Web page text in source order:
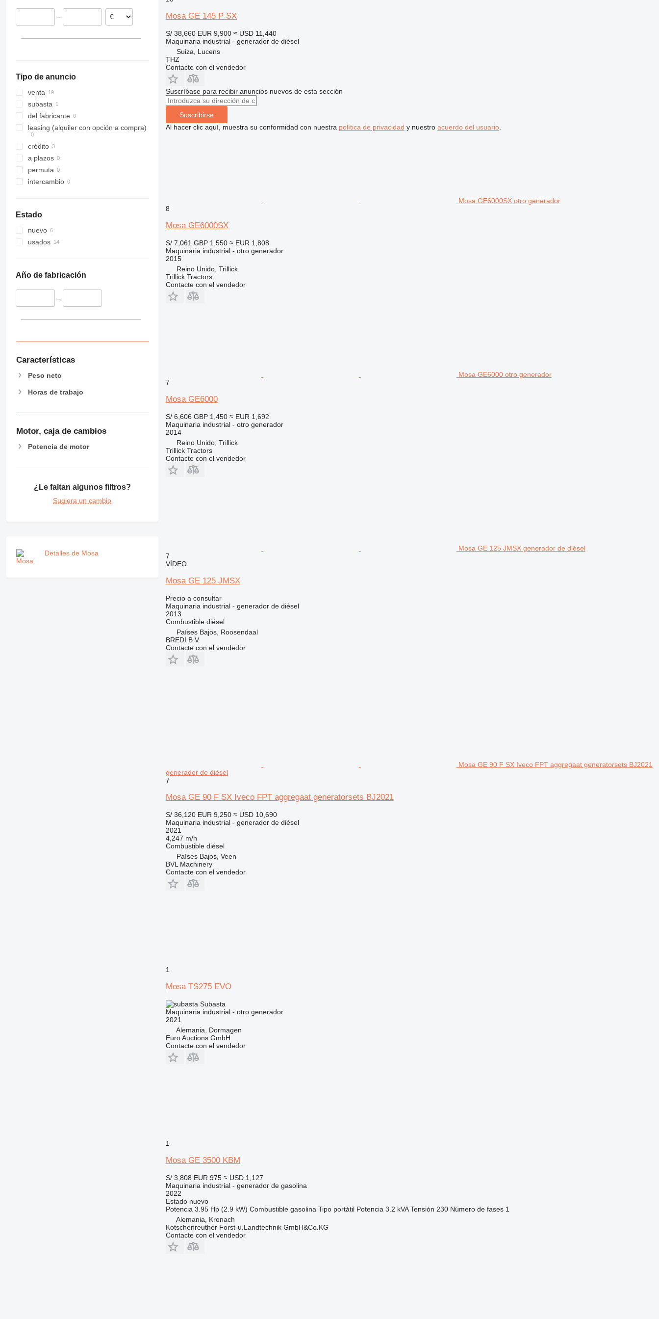
Reino Unido
Suiza
–
Tipo de anuncio
venta
subasta
del fabricante
leasing (alquiler con opción a compra)
crédito
a plazos
permuta
intercambio
Estado
nuevo
usados
Año de fabricación
–
Características
Peso neto
Horas de trabajo
Motor, caja de cambios
Potencia de motor
¿Le faltan algunos filtros?
Sugiera un cambio
Detalles de Mosa
Mosa GE 145 P SX
S/ 38,660 EUR 9,900 ≈ USD 11,440
Maquinaria industrial - generador de diésel
Suiza, Lucens
THZ
Contacte con el vendedor
Suscríbase para recibir anuncios nuevos de esta sección
Suscribirse
Al hacer clic aquí, muestra su conformidad con nuestra política de privacidad y nuestro acuerdo del usuario.
Mosa GE6000SX otro generador
8
Mosa GE6000SX
S/ 7,061 GBP 1,550 ≈ EUR 1,808
Maquinaria industrial - otro generador
2015
Reino Unido, Trillick
Trillick Tractors
Contacte con el vendedor
Mosa GE6000 otro generador
7
Mosa GE6000
S/ 6,606 GBP 1,450 ≈ EUR 1,692
Maquinaria industrial - otro generador
2014
Reino Unido, Trillick
Trillick Tractors
Contacte con el vendedor
Mosa GE 125 JMSX generador de diésel
7
VÍDEO
Mosa GE 125 JMSX
Precio a consultar
Maquinaria industrial - generador de diésel
2013
Combustible diésel
Países Bajos, Roosendaal
BREDI B.V.
Contacte con el vendedor
Mosa GE 90 F SX Iveco FPT aggregaat generatorsets BJ2021
generador de diésel
7
Mosa GE 90 F SX Iveco FPT aggregaat generatorsets BJ2021
S/ 36,120 EUR 9,250 ≈ USD 10,690
Maquinaria industrial - generador de diésel
2021
4,247 m/h
Combustible diésel
Países Bajos, Veen
BVL Machinery
Contacte con el vendedor
1
Mosa TS275 EVO
Subasta
Maquinaria industrial - otro generador
2021
Alemania, Dormagen
Euro Auctions GmbH
Contacte con el vendedor
1
Mosa GE 3500 KBM
S/ 3,808 EUR 975 ≈ USD 1,127
Maquinaria industrial - generador de gasolina
2022
Estadonuevo
Potencia 3.95 Hp (2.9 kW) Combustible gasolina Tipo portátil Potencia 3.2 kVA Tensión 230 Número de fases 1
Alemania, Kronach
Kotschenreuther Forst-u.Landtechnik GmbH&Co.KG
Contacte con el vendedor